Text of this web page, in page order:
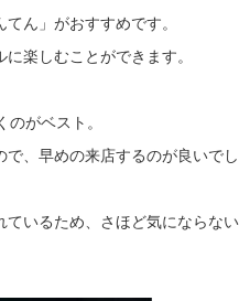
ん」がおすすめです。
楽しむことができます。
がベスト。
、早めの来店するのが良いでし
いるため、さほど気にならな